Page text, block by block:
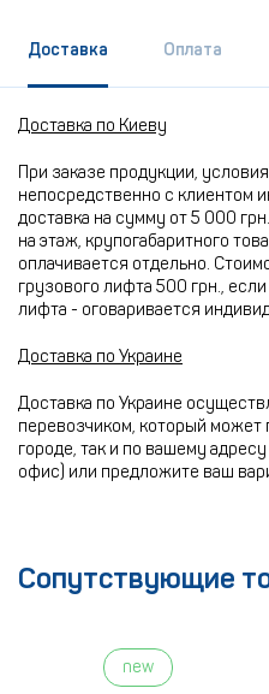
Доставка Оплата
Доставка по Киеву
При заказе продукции,
непосредственно с клиентом
доставка на сумму от 5 000
на этаж, крупогабаритного
оплачивается отдельно.
грузового лифта 500 грн.,
лифта - оговаривается
Доставка по Украине
Доставка по Украине
перевозчиком, который может
городе, так и по вашему
офис) или предложите ваш
Сопутствующие
new